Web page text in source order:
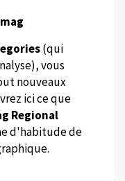
(qui
vous
nouveaux
ici ce que
Regional
d'habitude de